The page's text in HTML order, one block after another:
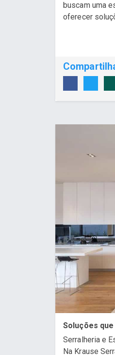
buscam uma
oferecer
Soluções
Serralheria e
Na Krause